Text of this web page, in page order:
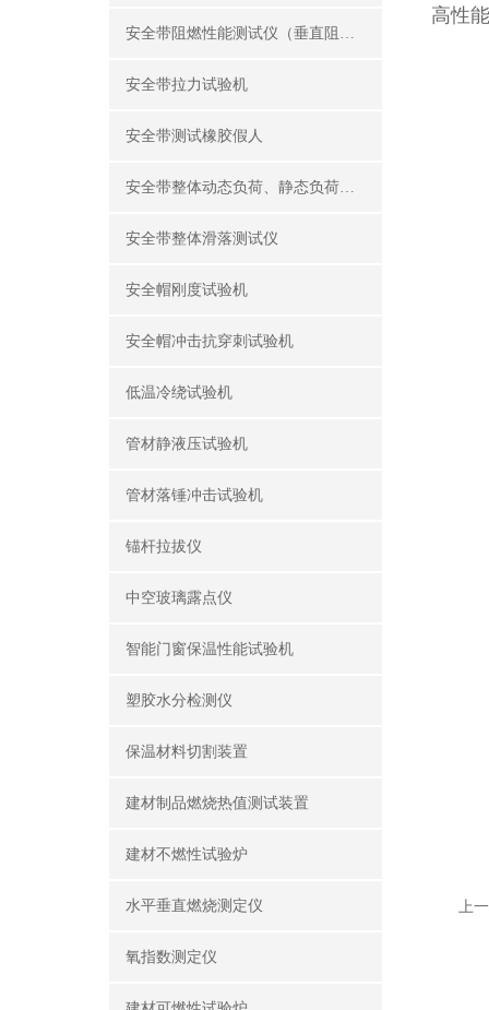
安全带阻燃性能测试仪（垂直阻燃仪）
安全带拉力试验机
安全带测试橡胶假人
安全带整体动态负荷、静态负荷测试仪
安全带整体滑落测试仪
安全帽刚度试验机
安全帽冲击抗穿刺试验机
低温冷绕试验机
管材静液压试验机
管材落锤冲击试验机
锚杆拉拔仪
中空玻璃露点仪
智能门窗保温性能试验机
塑胶水分检测仪
保温材料切割装置
建材制品燃烧热值测试装置
建材不燃性试验炉
水平垂直燃烧测定仪
氧指数测定仪
高性
上